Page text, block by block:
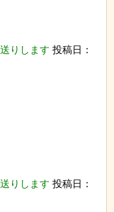
りします 投稿日：
りします 投稿日：